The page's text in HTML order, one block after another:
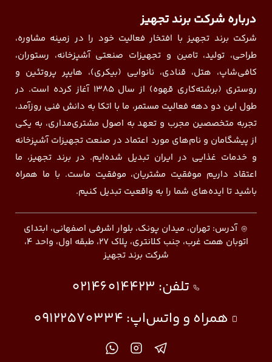
درباره شرکت برند تجهیز
شرکت برند تجهیز با افتخار فعالیت خود را در زمینه مشاوره،
طراحی، تولید، تامین و تجهیزات صنعتی آشپزخانه، رستوران،
کافی‌شاپ، هتل، قنادی، نانوایی (بیکری)، هایپر پروتئین و
روستری (برشته‌کاری قهوه) از سال ۱۳۸۵ آغاز کرده است. در
طول این دو دهه فعالیت مستمر، ما با اتکا به دانش فنی روزآمد،
تجربه متخصصین مجرب و تعهد به اصول مشتری‌مداری، به یکی
از پیشگامان و نام‌های مورد اعتماد در صنعت تجهیزات آشپزخانه
و خدمات غذایی در ایران تبدیل شده‌ایم. در برند تجهیز، ما
اعتقاد داریم موفقیت مشتریان، موفقیت ماست. با ما همراه
باشید تا ایده‌های شما را به واقعیت تبدیل کنیم.
آدرس: تهران، میدان پونک، بلوار اشرفی اصفهانی، ابتدای
اتوبان همت غرب، جنب کلانتری، پلاک ۲۷، طبقه اول، واحد ۴،
شرکت برند تجهیز
تلفن: 02146014423
همراه و واتس‌اپ:09122570334